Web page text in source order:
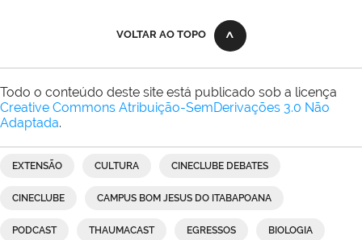
VOLTAR AO TOPO
Todo o conteúdo deste site está publicado sob a licença
Creative Commons Atribuição-SemDerivações 3.0 Não
Adaptada.
EXTENSÃO CULTURA CINECLUBE DEBATES
CINECLUBE CAMPUS BOM JESUS DO ITABAPOANA
PODCAST THAUMACAST EGRESSOS BIOLOGIA